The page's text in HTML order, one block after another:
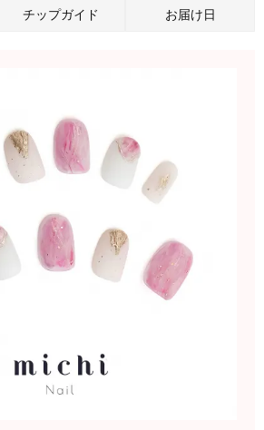
チップガイド お届け日